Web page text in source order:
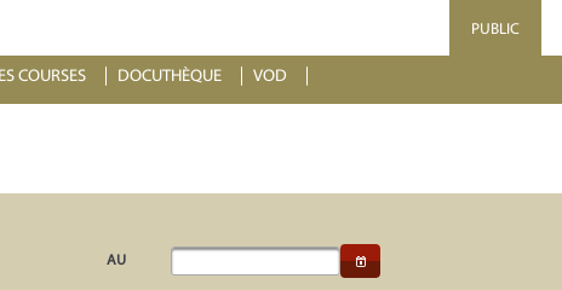
PUBLIC
COURSES DOCUTHÈQUE VOD
AU